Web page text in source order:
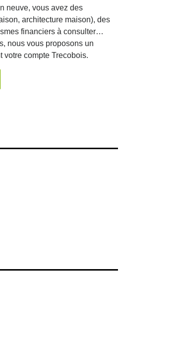
neuve, vous avez des
architecture maison), des
financiers à consulter…
nous vous proposons un
votre compte Trecobois.